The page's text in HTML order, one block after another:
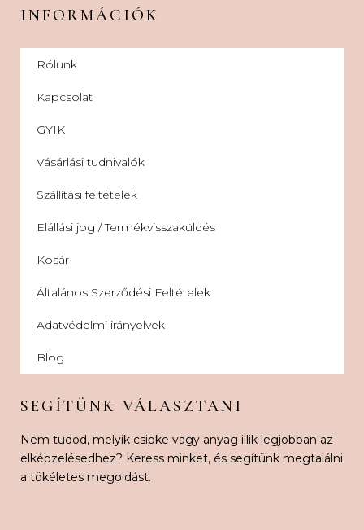
INFORMÁCIÓK
Rólunk
Kapcsolat
GYIK
Vásárlási tudnivalók
Szállítási feltételek
Elállási jog / Termékvisszaküldés
Kosár
Általános Szerződési Feltételek
Adatvédelmi irányelvek
Blog
SEGÍTÜNK VÁLASZTANI
Nem tudod, melyik csipke vagy anyag illik legjobban az
elképzelésedhez? Keress minket, és segítünk megtalálni
a tökéletes megoldást.